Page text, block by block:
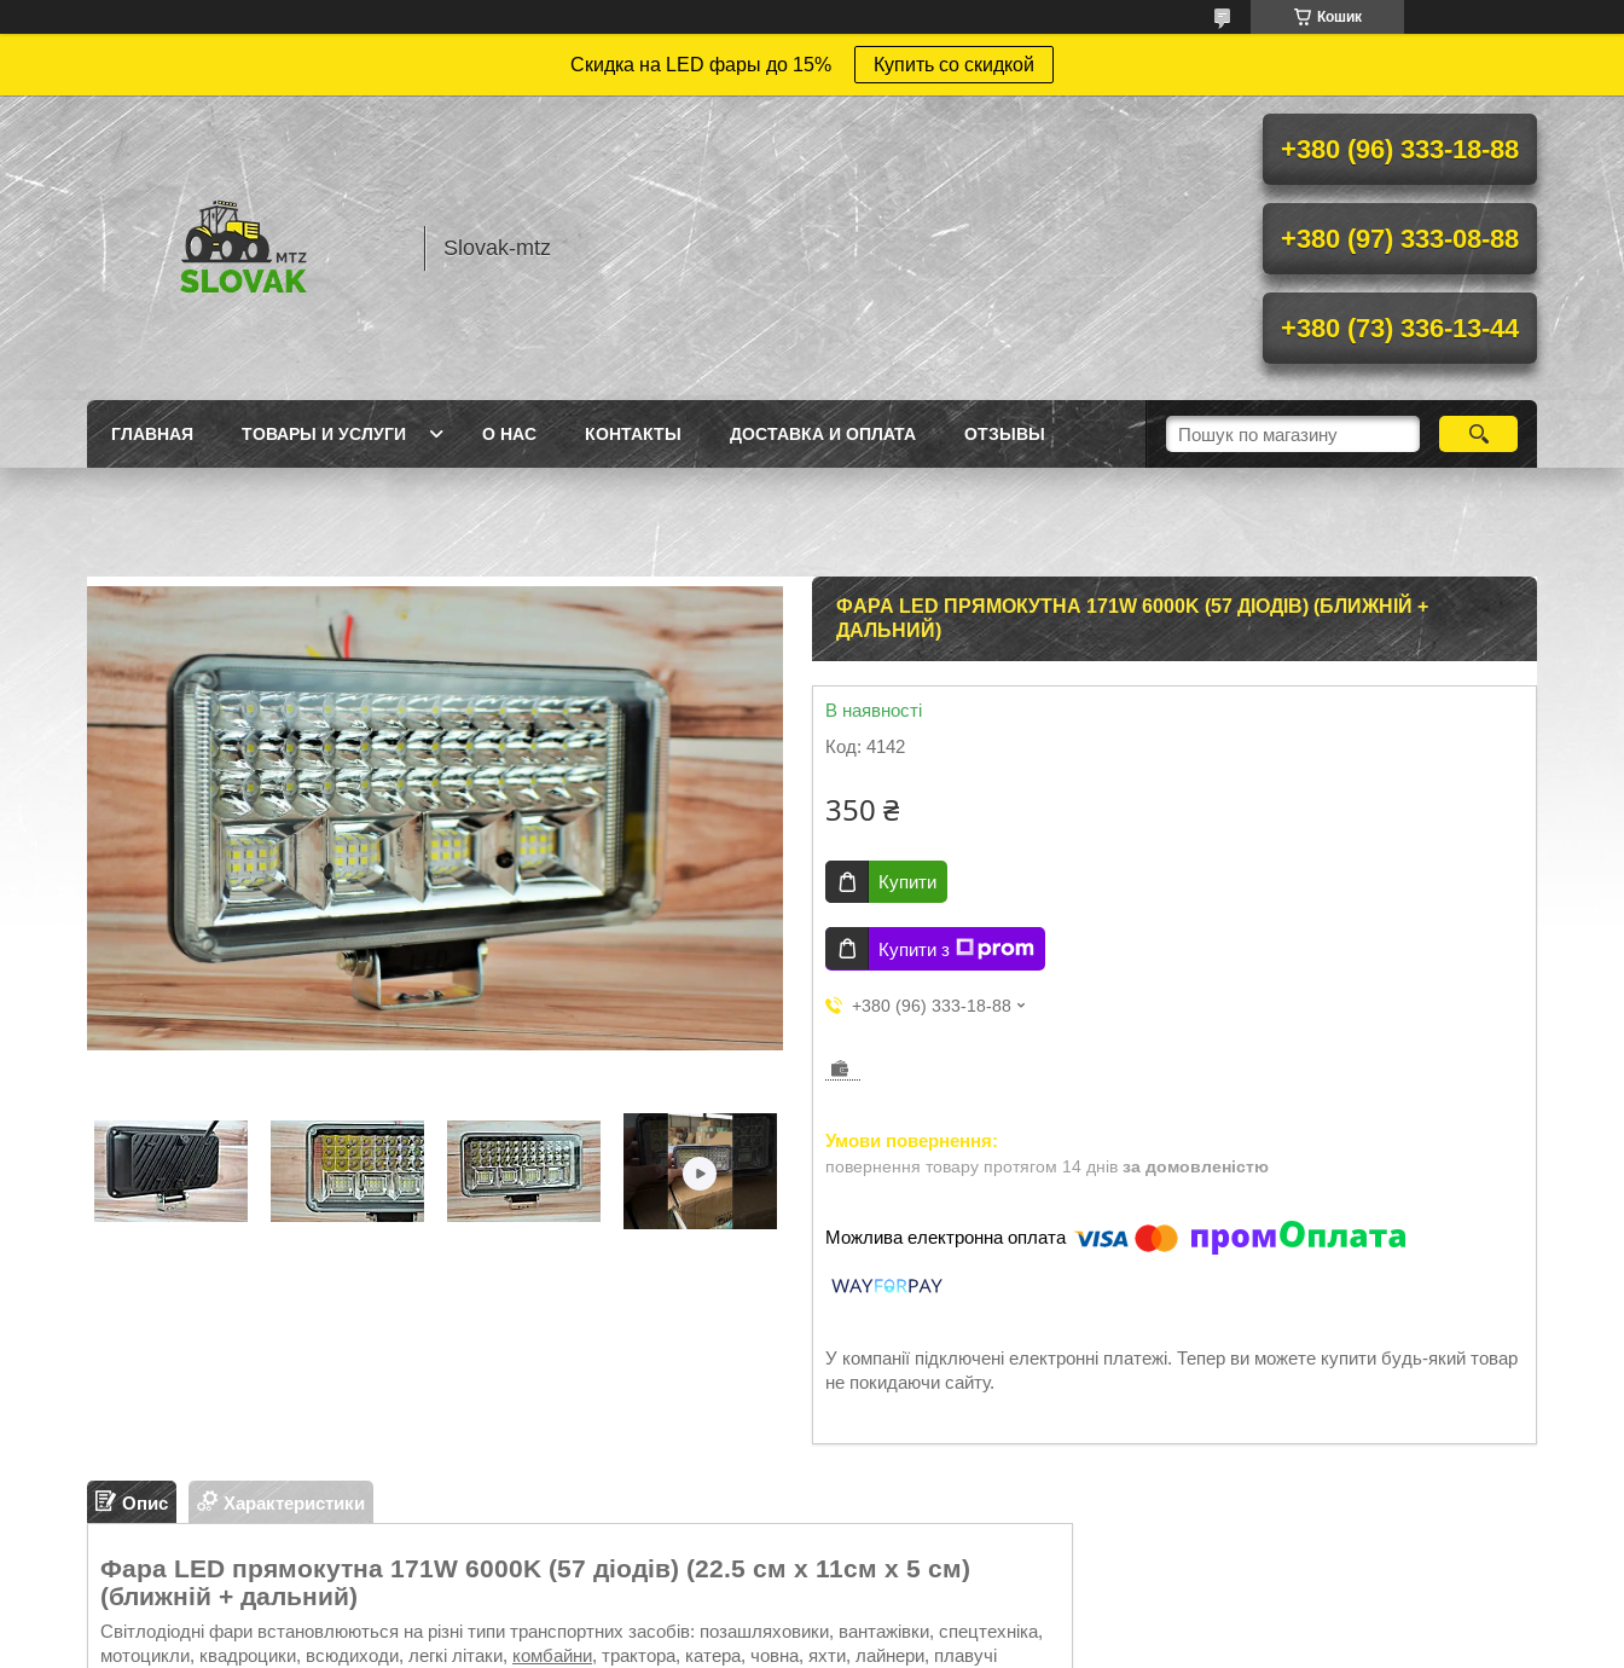
Кошик
Скидка на LED фары до 15% Купить со скидкой
Slovak-mtz
+380 (96) 333-18-88
+380 (97) 333-08-88
+380 (73) 336-13-44
ГЛАВНАЯ ТОВАРЫ И УСЛУГИ О НАС КОНТАКТЫ ДОСТАВКА И ОПЛАТА ОТЗЫВЫ
ФАРА LED ПРЯМОКУТНА 171W 6000K (57 ДІОДІВ) (БЛИЖНІЙ +
ДАЛЬНИЙ)
В наявності
Код: 4142
350 ₴
Купити
Купити з
+380 (96) 333-18-88
повернення товару протягом 14 днів за домовленістю
У компанії підключені електронні платежі. Тепер ви можете купити будь-який товар
не покидаючи сайту.
Опис Характеристики
Фара LED прямокутна 171W 6000K (57 діодів) (22.5 см х 11см х 5 см)
(ближній + дальний)
Світлодіодні фари встановлюються на різні типи транспортних засобів: позашляховики, вантажівки, спецтехніка,
мотоцикли, квадроцики, всюдиходи, легкі літаки, комбайни, трактора, катера, човна, яхти, лайнери, плавучі